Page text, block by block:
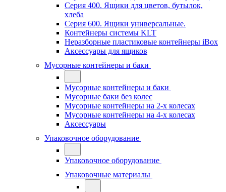
Серия 400. Ящики для цветов, бутылок,
хлеба
Серия 600. Ящики универсальные.
Контейнеры системы KLT
Неразборные пластиковые контейнеры iBox
Аксессуары для ящиков
Мусорные контейнеры и баки
Мусорные контейнеры и баки
Мусорные баки без колес
Мусорные контейнеры на 2-х колесах
Мусорные контейнеры на 4-х колесах
Аксессуары
Упаковочное оборудование
Упаковочное оборудование
Упаковочные материалы